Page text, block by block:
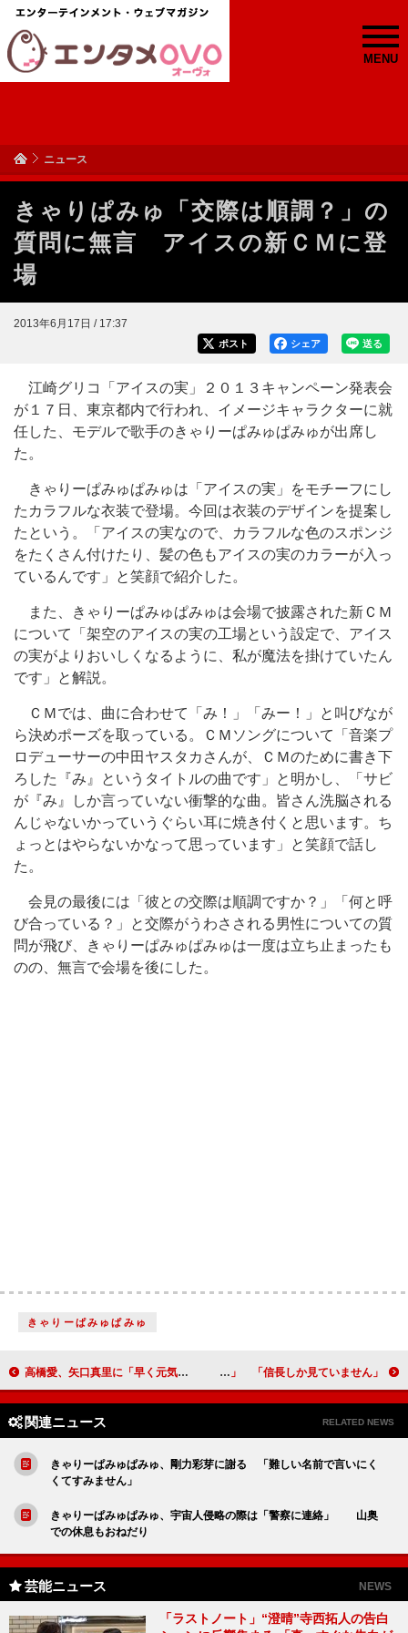
MENU
ニュース
きゃりぱみゅ「交際は順調？」の
質問に無言 アイスの新ＣＭに登
場
2013年6月17日 / 17:37
送る
シェア
ポスト
江崎グリコ「アイスの実」２０１３キャンペーン発表会
が１７日、東京都内で行われ、イメージキャラクターに就
任した、モデルで歌手のきゃりーぱみゅぱみゅが出席し
た。
きゃりーぱみゅぱみゅは「アイスの実」をモチーフにし
たカラフルな衣装で登場。今回は衣装のデザインを提案し
たという。「アイスの実なので、カラフルな色のスポンジ
をたくさん付けたり、髪の色もアイスの実のカラーが入っ
ているんです」と笑顔で紹介した。
また、きゃりーぱみゅぱみゅは会場で披露された新ＣＭ
について「架空のアイスの実の工場という設定で、アイス
の実がよりおいしくなるように、私が魔法を掛けていたん
です」と解説。
ＣＭでは、曲に合わせて「み！」「みー！」と叫びなが
ら決めポーズを取っている。ＣＭソングについて「音楽プ
ロデューサーの中田ヤスタカさんが、ＣＭのために書き下
ろした『み』というタイトルの曲です」と明かし、「サビ
が『み』しか言っていない衝撃的な曲。皆さん洗脳される
んじゃないかっていうぐらい耳に焼き付くと思います。ち
ょっとはやらないかなって思っています」と笑顔で話し
た。
会見の最後には「彼との交際は順調ですか？」「何と呼
び合っている？」と交際がうわさされる男性についての質
問が飛び、きゃりーぱみゅぱみゅは一度は立ち止まったも
のの、無言で会場を後にした。
きゃりーぱみゅぱみゅ
高橋愛、矢口真里に「早く元気になってほしい」 昨年のダイアナに続き今年はアンを演じる 観月ありさ「ガッと突き進んでいく人がタイプ」 「信長しか見ていません」
関連ニュース RELATED NEWS
きゃりーぱみゅぱみゅ、剛力彩芽に謝る 「難しい名前で言いにく
くてすみません」
きゃりーぱみゅぱみゅ、宇宙人侵略の際は「警察に連絡」 山奥
での休息もおねだり
芸能ニュース NEWS
「ラストノート」“澄晴”寺西拓人の告白